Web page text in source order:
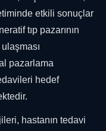
etkili sonuçlar
tıp pazarının
pazarlama
hedef
hastanın tedavi